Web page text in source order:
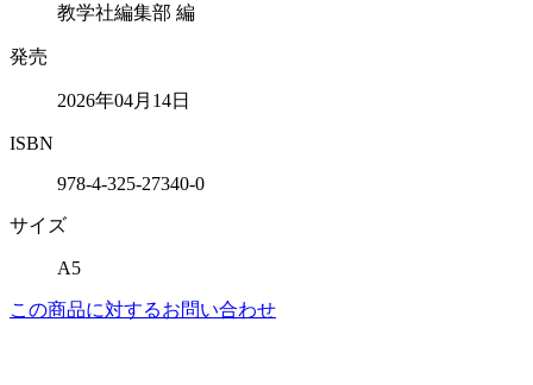
教学社編集部 編
発売
2026年04月14日
ISBN
978-4-325-27340-0
サイズ
A5
この商品に対するお問い合わせ